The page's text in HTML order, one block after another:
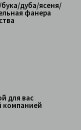
дуба/ясеня/
фанера
для вас
компанией